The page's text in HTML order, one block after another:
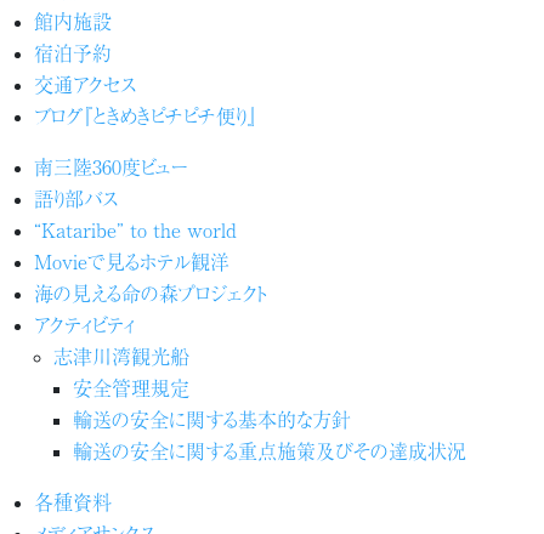
館内施設
宿泊予約
交通アクセス
ブログ『ときめきピチピチ便り』
南三陸360度ビュー
語り部バス
“Kataribe” to the world
Movieで見るホテル観洋
海の見える命の森プロジェクト
アクティビティ
志津川湾観光船
安全管理規定
輸送の安全に関する基本的な方針
輸送の安全に関する重点施策及びその達成状況
各種資料